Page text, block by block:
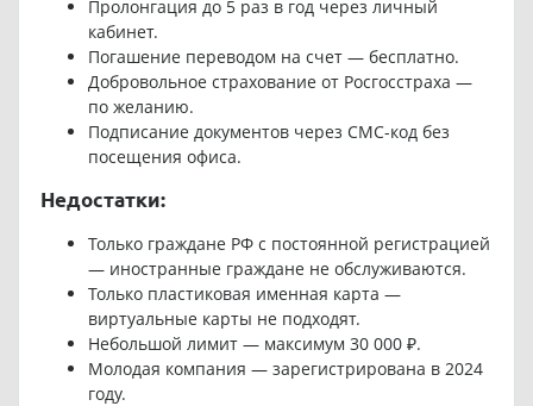
Пролонгация до 5 раз в год через личный
кабинет.
Погашение переводом на счет — бесплатно.
Добровольное страхование от Росгосстраха —
по желанию.
Подписание документов через СМС-код без
посещения офиса.
Недостатки:
Только граждане РФ с постоянной регистрацией
— иностранные граждане не обслуживаются.
Только пластиковая именная карта —
виртуальные карты не подходят.
Небольшой лимит — максимум 30 000 ₽.
Молодая компания — зарегистрирована в 2024
году.